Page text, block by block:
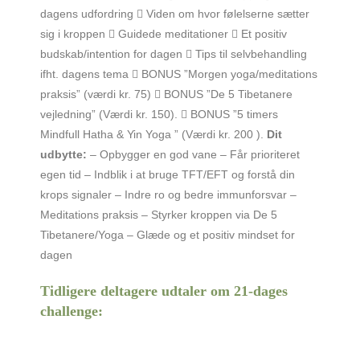
dagens udfordring  Viden om hvor følelserne sætter
sig i kroppen  Guidede meditationer  Et positiv
budskab/intention for dagen  Tips til selvbehandling
ifht. dagens tema  BONUS ”Morgen yoga/meditations
praksis” (værdi kr. 75)  BONUS ”De 5 Tibetanere
vejledning” (Værdi kr. 150).  BONUS ”5 timers
Mindfull Hatha & Yin Yoga ” (Værdi kr. 200 ). Dit
udbytte: – Opbygger en god vane – Får prioriteret
egen tid – Indblik i at bruge TFT/EFT og forstå din
krops signaler – Indre ro og bedre immunforsvar –
Meditations praksis – Styrker kroppen via De 5
Tibetanere/Yoga – Glæde og et positiv mindset for
dagen
Tidligere deltagere udtaler om 21-dages
challenge: